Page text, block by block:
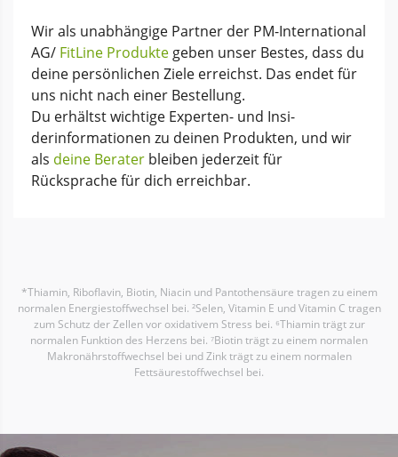
Wir als unabhängige Partner der PM-International
AG/ FitLine Produkte geben unser Bestes, dass du
deine per­sönlichen Ziele erreichst. Das endet für
uns nicht nach einer Bestellung.
Du erhältst wichtige Experten- und Insi­
derinforma­tionen zu deinen Produkten, und wir
als deine Berater bleiben jeder­zeit für
Rücksprache für dich erreichbar.
*Thiamin, Riboflavin, Biotin, Niacin und Pantothensäure tragen zu einem
normalen Energiestoffwechsel bei. ²Selen, Vitamin E und Vitamin C tragen
zum Schutz der Zellen vor oxidativem Stress bei. ⁶Thiamin trägt zur
normalen Funktion des Herzens bei. ⁷Biotin trägt zu einem normalen
Makronährstoffwechsel bei und Zink trägt zu einem normalen
Fettsäurestoffwechsel bei.